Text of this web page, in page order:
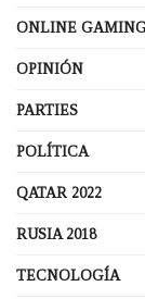
ONLINE
OPINIÓN
PARTIES
POLÍTICA
QATAR 2022
RUSIA 2018
TECNOLOGÍA